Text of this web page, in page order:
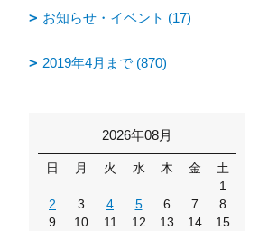
お知らせ・イベント (17)
2019年4月まで (870)
2026年08月
日 月 火 水 木 金
土
1
2
3 4 5 6 7
8
9
10 11 12 13 14
15